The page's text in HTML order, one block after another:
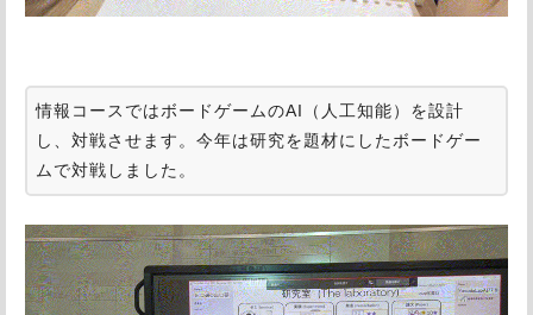
情報コースではボードゲームのAI（人工知能）を設計
し、対戦させます。今年は研究を題材にしたボードゲー
ムで対戦しました。